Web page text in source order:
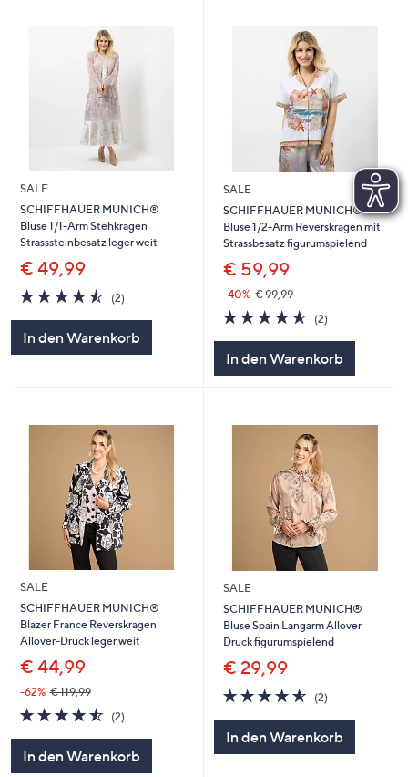
SALE
SCHIFFHAUER MUNICH®
Bluse 1/1-Arm Stehkragen
Strasssteinbesatz leger weit
€ 49,99
4.5
von
(2)
In den Warenkorb
SALE
SCHIFFHAUER MUNICH®
Bluse 1/2-Arm Reverskragen mit
Strassbesatz figurumspielend
€ 59,99
-40% € 99,99
4.5
von
5
(2)
In den Warenkorb
SALE
SCHIFFHAUER MUNICH®
Blazer France Reverskragen
Allover-Druck leger weit
€ 44,99
-62% € 119,99
4.5
von
(2)
In den Warenkorb
SALE
SCHIFFHAUER MUNICH®
Bluse Spain Langarm Allover
Druck figurumspielend
€ 29,99
4.5
von
5
(2)
In den Warenkorb